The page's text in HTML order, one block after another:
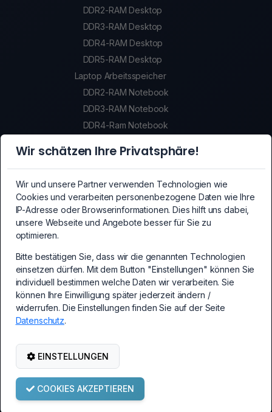
DDR2-RAM Desktop
DDR3-RAM Desktop
DDR4-RAM Desktop
DDR5-RAM Desktop
Laptop Arbeitsspeicher
DDR2-RAM Notebook
DDR3-RAM Notebook
DDR4-Ram Notebook
SSDs
Crypto-Mining Equipment
Crypto-Mining Equipment
Mainboards
PCI-Express Erweiterungskarten
PC Erweiterungskarten
Kabel und Adapter
Kabel und Adapter
Netzwerk-/WLAN Zubehör
Netzwerk-/WLAN Zubehör
© Copyright Brainsap GmbH 2002-2026. Alle Rechte vorbehalten.
Wir schätzen Ihre Privatsphäre!
Wir und unsere Partner verwenden Technologien wie
Cookies und verarbeiten personenbezogene Daten wie Ihre
IP-Adresse oder Browserinformationen. Dies hilft uns dabei,
unsere Webseite und Angebote besser für Sie zu
optimieren.
Bitte bestätigen Sie, dass wir die genannten Technologien
einsetzen dürfen. Mit dem Button "Einstellungen" können Sie
individuell bestimmen welche Daten wir verarbeiten. Sie
können Ihre Einwilligung später jederzeit ändern /
widerrufen. Die Einstellungen finden Sie auf der Seite
Datenschutz.
EINSTELLUNGEN
COOKIES AKZEPTIEREN